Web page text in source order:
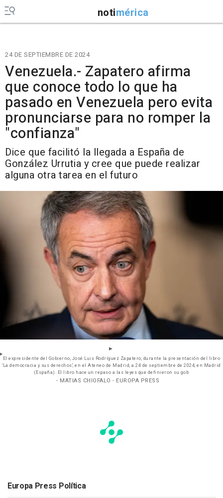
notimérica
24 DE SEPTIEMBRE DE 2024
Venezuela.- Zapatero afirma
que conoce todo lo que ha
pasado en Venezuela pero evita
pronunciarse para no romper la
"confianza"
Dice que facilitó la llegada a España de
González Urrutia y cree que puede realizar
alguna otra tarea en el futuro
El expresidente del Gobierno, José Luis Rodríguez Zapatero, durante la presentación del libro
'La democracia y sus derechos', en el Ateneo de Madrid, a 24 de septiembre de 2024, en Madrid
(España). El libro hace un repaso a las leyes que definieron su gob
- MATIAS CHIOFALO - EUROPA PRESS
Europa Press Política